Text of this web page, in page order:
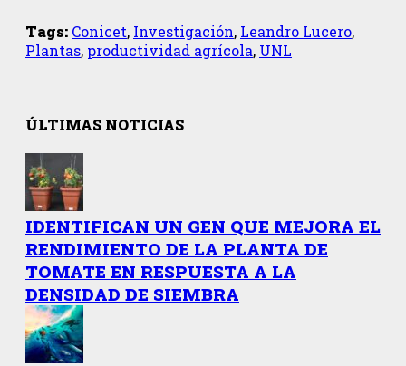
Tags: Conicet, Investigación, Leandro Lucero,
Plantas, productividad agrícola, UNL
ÚLTIMAS NOTICIAS
IDENTIFICAN UN GEN QUE MEJORA EL
RENDIMIENTO DE LA PLANTA DE
TOMATE EN RESPUESTA A LA
DENSIDAD DE SIEMBRA